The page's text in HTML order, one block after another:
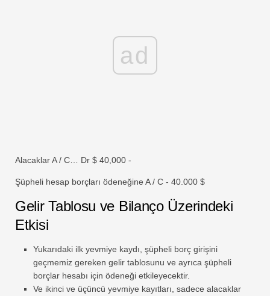
ad
Alacaklar A / C… Dr $ 40,000 -
Şüpheli hesap borçları ödeneğine A / C - 40.000 $
Gelir Tablosu ve Bilanço Üzerindeki
Etkisi
Yukarıdaki ilk yevmiye kaydı, şüpheli borç girişini
geçmemiz gereken gelir tablosunu ve ayrıca şüpheli
borçlar hesabı için ödeneği etkileyecektir.
Ve ikinci ve üçüncü yevmiye kayıtları, sadece alacaklar